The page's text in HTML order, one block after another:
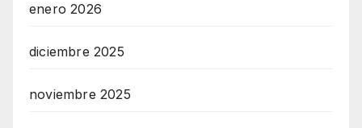
enero 2026
diciembre 2025
noviembre 2025